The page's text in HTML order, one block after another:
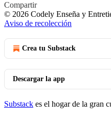
Compartir
© 2026 Codely Enseña y
Aviso de recolección
Crea tu Substack
Descargar la app
Substack es el hogar de la gran